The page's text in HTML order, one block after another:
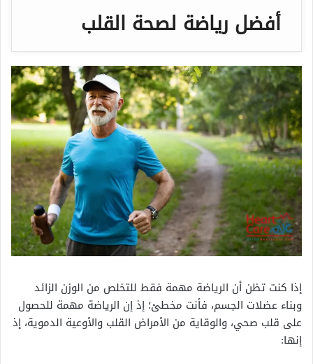
أفضل رياضة لصحة القلب
إذا كنت تظن أن الرياضة مهمة فقط للتخلص من الوزن الزائد
وبناء عضلات الجسم، فأنت مخطئ؛ إذ إن الرياضة مهمة للحصول
على قلب صحي، والوقاية من الأمراض القلب والأوعية الدموية، إذ
إنها: